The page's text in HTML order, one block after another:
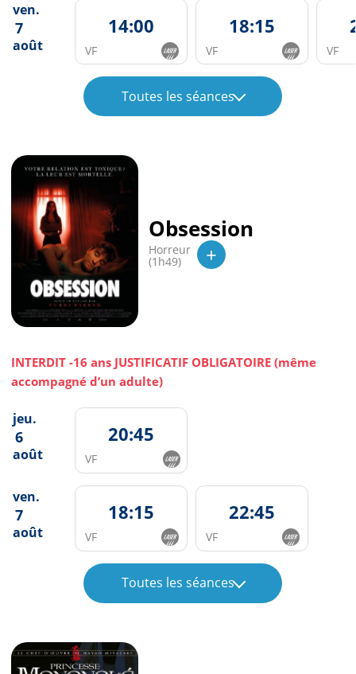
ven.
7
août
14:00
VF
18:15
VF VF
Toutes les séances
Obsession
Horreur
(1h49) +
INTERDIT -16 ans JUSTIFICATIF OBLIGATOIRE (même
accompagné d’un adulte)
jeu.
6
août
20:45
VF
ven.
7
août
18:15
VF
22:45
VF
Toutes les séances